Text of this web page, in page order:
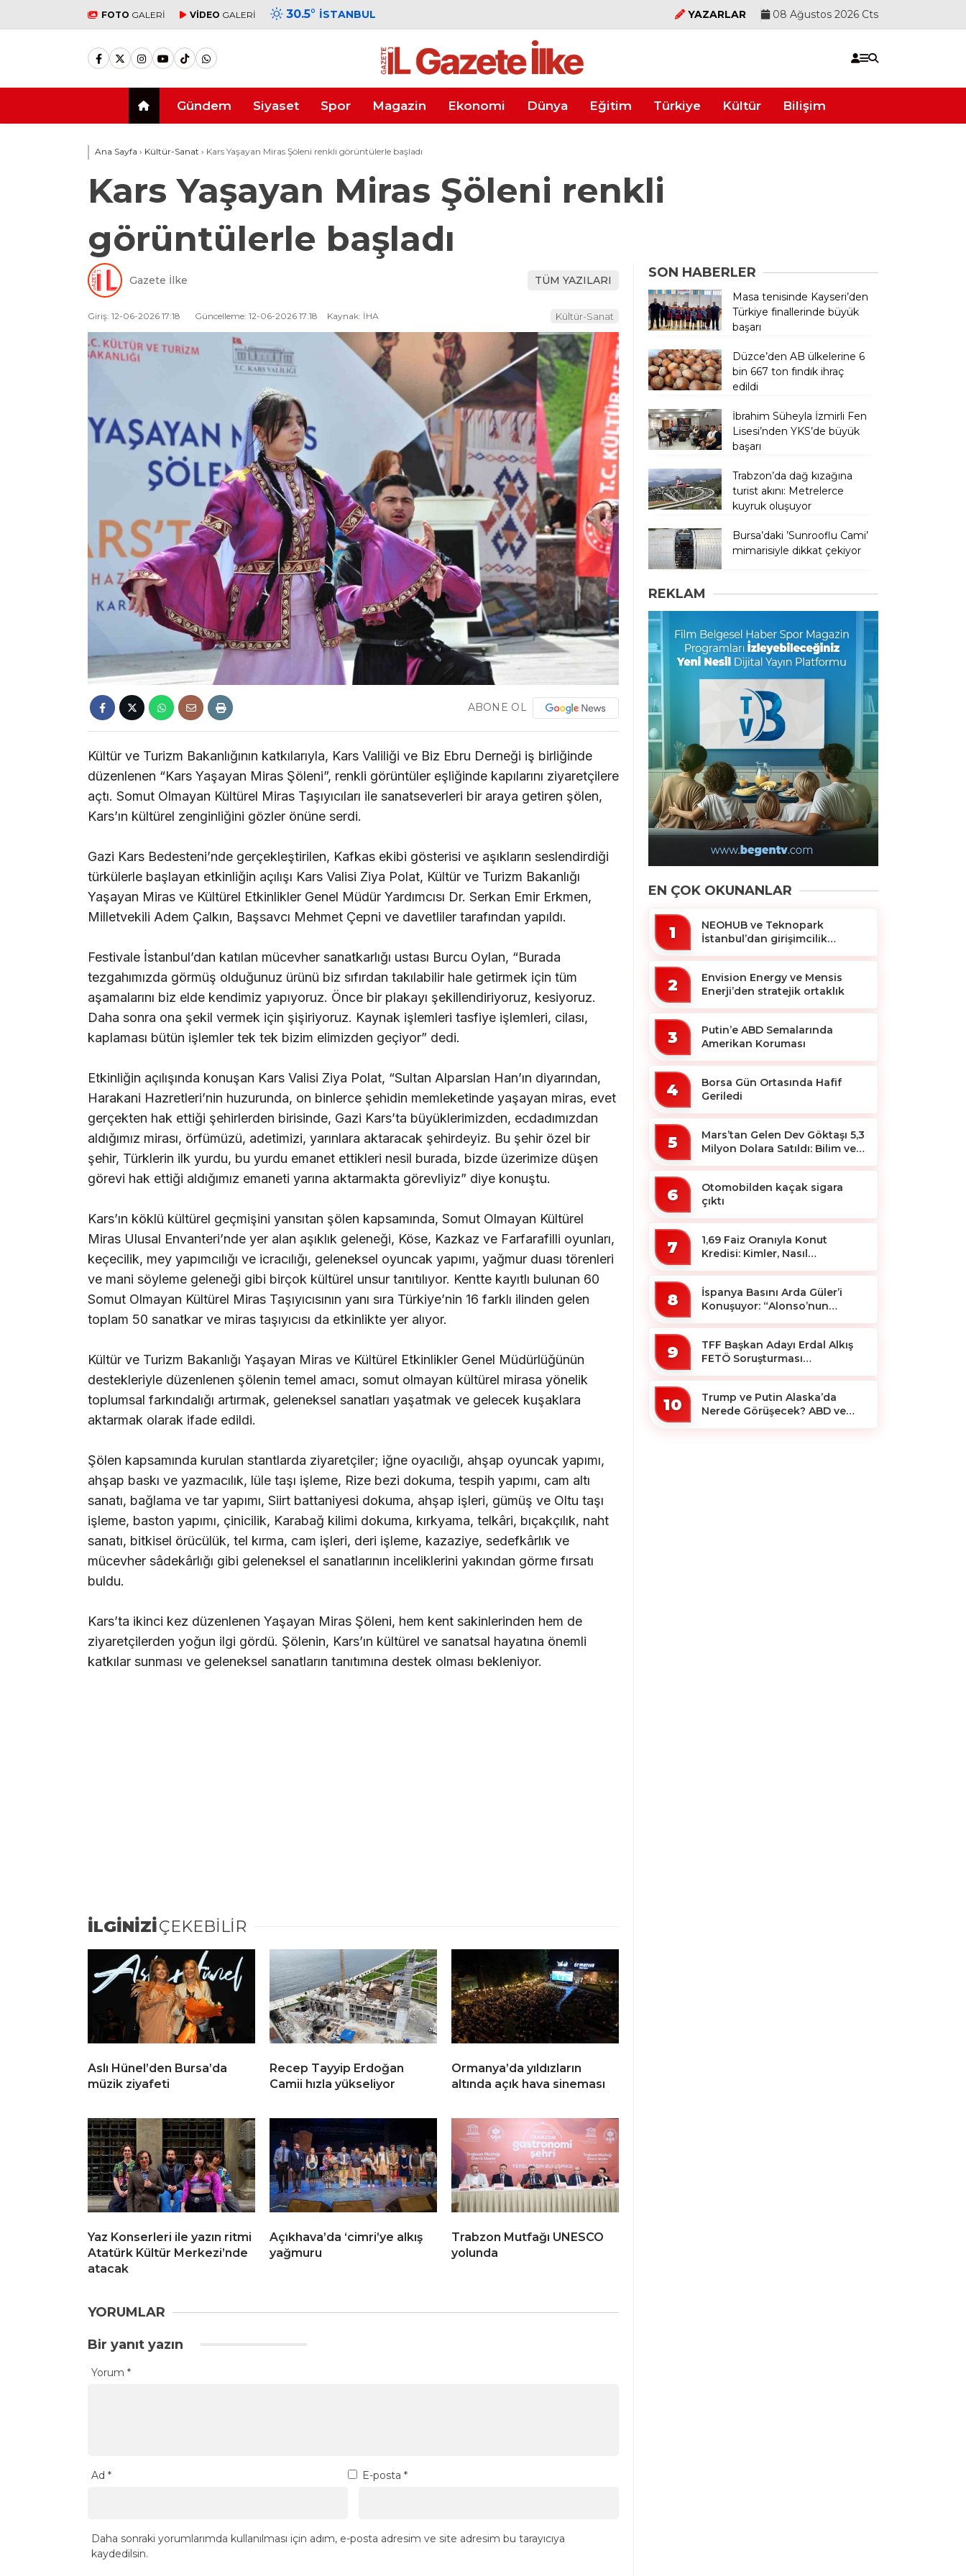
FOTO GALERİ VİDEO GALERİ 30.5° İSTANBUL YAZARLAR 08 Ağustos 2026 Cts
Gündem Siyaset Spor Magazin Ekonomi Dünya Eğitim Türkiye Kültür Bilişim
Ana Sayfa › Kültür-Sanat › Kars Yaşayan Miras Şöleni renkli görüntülerle başladı
Kars Yaşayan Miras Şöleni renkli
görüntülerle başladı
Gazete İlke TÜM YAZILARI
Giriş: 12-06-2026 17:18 Güncelleme: 12-06-2026 17:18 Kaynak: İHA Kültür-Sanat
ABONE OL
Kültür ve Turizm Bakanlığının katkılarıyla, Kars Valiliği ve Biz Ebru Derneği iş birliğinde
düzenlenen “Kars Yaşayan Miras Şöleni”, renkli görüntüler eşliğinde kapılarını ziyaretçilere
açtı. Somut Olmayan Kültürel Miras Taşıyıcıları ile sanatseverleri bir araya getiren şölen,
Kars’ın kültürel zenginliğini gözler önüne serdi.
Gazi Kars Bedesteni’nde gerçekleştirilen, Kafkas ekibi gösterisi ve aşıkların seslendirdiği
türkülerle başlayan etkinliğin açılışı Kars Valisi Ziya Polat, Kültür ve Turizm Bakanlığı
Yaşayan Miras ve Kültürel Etkinlikler Genel Müdür Yardımcısı Dr. Serkan Emir Erkmen,
Milletvekili Adem Çalkın, Başsavcı Mehmet Çepni ve davetliler tarafından yapıldı.
Festivale İstanbul’dan katılan mücevher sanatkarlığı ustası Burcu Oylan, “Burada
tezgahımızda görmüş olduğunuz ürünü biz sıfırdan takılabilir hale getirmek için tüm
aşamalarını biz elde kendimiz yapıyoruz. Önce bir plakayı şekillendiriyoruz, kesiyoruz.
Daha sonra ona şekil vermek için şişiriyoruz. Kaynak işlemleri tasfiye işlemleri, cilası,
kaplaması bütün işlemler tek tek bizim elimizden geçiyor” dedi.
Etkinliğin açılışında konuşan Kars Valisi Ziya Polat, “Sultan Alparslan Han’ın diyarından,
Harakani Hazretleri’nin huzurunda, on binlerce şehidin memleketinde yaşayan miras, evet
gerçekten hak ettiği şehirlerden birisinde, Gazi Kars’ta büyüklerimizden, ecdadımızdan
aldığımız mirası, örfümüzü, adetimizi, yarınlara aktaracak şehirdeyiz. Bu şehir özel bir
şehir, Türklerin ilk yurdu, bu yurdu emanet ettikleri nesil burada, bizde üzerimize düşen
görevi hak ettiği aldığımız emaneti yarına aktarmakta görevliyiz” diye konuştu.
Kars’ın köklü kültürel geçmişini yansıtan şölen kapsamında, Somut Olmayan Kültürel
Miras Ulusal Envanteri’nde yer alan aşıklık geleneği, Köse, Kazkaz ve Farfarafilli oyunları,
keçecilik, mey yapımcılığı ve icracılığı, geleneksel oyuncak yapımı, yağmur duası törenleri
ve mani söyleme geleneği gibi birçok kültürel unsur tanıtılıyor. Kentte kayıtlı bulunan 60
Somut Olmayan Kültürel Miras Taşıyıcısının yanı sıra Türkiye’nin 16 farklı ilinden gelen
toplam 50 sanatkar ve miras taşıyıcısı da etkinlikte yer alıyor.
Kültür ve Turizm Bakanlığı Yaşayan Miras ve Kültürel Etkinlikler Genel Müdürlüğünün
destekleriyle düzenlenen şölenin temel amacı, somut olmayan kültürel mirasa yönelik
toplumsal farkındalığı artırmak, geleneksel sanatları yaşatmak ve gelecek kuşaklara
aktarmak olarak ifade edildi.
Şölen kapsamında kurulan stantlarda ziyaretçiler; iğne oyacılığı, ahşap oyuncak yapımı,
ahşap baskı ve yazmacılık, lüle taşı işleme, Rize bezi dokuma, tespih yapımı, cam altı
sanatı, bağlama ve tar yapımı, Siirt battaniyesi dokuma, ahşap işleri, gümüş ve Oltu taşı
işleme, baston yapımı, çinicilik, Karabağ kilimi dokuma, kırkyama, telkâri, bıçakçılık, naht
sanatı, bitkisel örücülük, tel kırma, cam işleri, deri işleme, kazaziye, sedefkârlık ve
mücevher sâdekârlığı gibi geleneksel el sanatlarının inceliklerini yakından görme fırsatı
buldu.
Kars’ta ikinci kez düzenlenen Yaşayan Miras Şöleni, hem kent sakinlerinden hem de
ziyaretçilerden yoğun ilgi gördü. Şölenin, Kars’ın kültürel ve sanatsal hayatına önemli
katkılar sunması ve geleneksel sanatların tanıtımına destek olması bekleniyor.
İLGİNİZİÇEKEBİLİR
Aslı Hünel’den Bursa’da
müzik ziyafeti
Recep Tayyip Erdoğan
Camii hızla yükseliyor
Ormanya’da yıldızların
altında açık hava sineması
Yaz Konserleri ile yazın ritmi
Atatürk Kültür Merkezi’nde
atacak
Açıkhava’da ‘cimri’ye alkış
yağmuru
Trabzon Mutfağı UNESCO
yolunda
YORUMLAR
Bir yanıt yazın
Yorum *
Ad * E-posta *
Daha sonraki yorumlarımda kullanılması için adım, e-posta adresim ve site adresim bu tarayıcıya
kaydedilsin.
SON HABERLER
Masa tenisinde Kayseri’den
Türkiye finallerinde büyük
başarı
Düzce’den AB ülkelerine 6
bin 667 ton fındık ihraç
edildi
İbrahim Süheyla İzmirli Fen
Lisesi’nden YKS’de büyük
başarı
Trabzon’da dağ kızağına
turist akını: Metrelerce
kuyruk oluşuyor
Bursa’daki ’Sunrooflu Cami’
mimarisiyle dikkat çekiyor
REKLAM
EN ÇOK OKUNANLAR
1
NEOHUB ve Teknopark
İstanbul’dan girişimcilik
2
Envision Energy ve Mensis
Enerji’den stratejik ortaklık
3
Putin’e ABD Semalarında
Amerikan Koruması
4
Borsa Gün Ortasında Hafif
Geriledi
5
Mars’tan Gelen Dev Göktaşı 5,3
Milyon Dolara Satıldı: Bilim ve
6
Otomobilden kaçak sigara
çıktı
7
1,69 Faiz Oranıyla Konut
Kredisi: Kimler, Nasıl
8
İspanya Basını Arda Güler’i
Konuşuyor: “Alonso’nun
9
TFF Başkan Adayı Erdal Alkış
FETÖ Soruşturması
10
Trump ve Putin Alaska’da
Nerede Görüşecek? ABD ve